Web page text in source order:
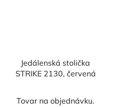
Jedálenská stolička
STRIKE 2130, červená
Tovar na objednávku.